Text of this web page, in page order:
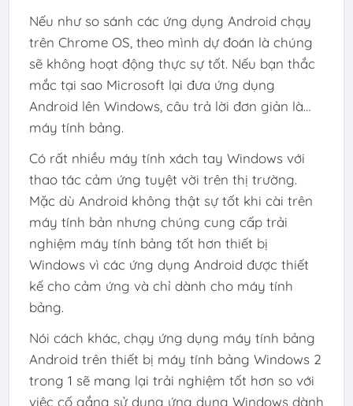
Nếu như so sánh các ứng dụng Android chạy
trên Chrome OS, theo mình dự đoán là chúng
sẽ không hoạt động thực sự tốt. Nếu bạn thắc
mắc tại sao Microsoft lại đưa ứng dụng
Android lên Windows, câu trả lời đơn giản là…
máy tính bảng.
Có rất nhiều máy tính xách tay Windows với
thao tác cảm ứng tuyệt vời trên thị trường.
Mặc dù Android không thật sự tốt khi cài trên
máy tính bản nhưng chúng cung cấp trải
nghiệm máy tính bảng tốt hơn thiết bị
Windows vì các ứng dụng Android được thiết
kế cho cảm ứng và chỉ dành cho máy tính
bảng.
Nói cách khác, chạy ứng dụng máy tính bảng
Android trên thiết bị máy tính bảng Windows 2
trong 1 sẽ mang lại trải nghiệm tốt hơn so với
việc cố gắng sử dụng ứng dụng Windows dành